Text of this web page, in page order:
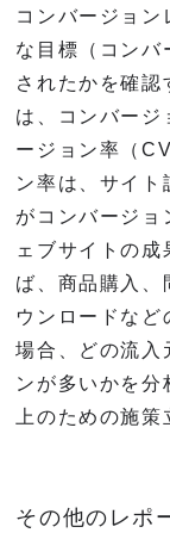
コンバージョン
な目標（コンバ
されたかを確認
は、コンバージ
ージョン率（
ン率は、サイト
がコンバージョ
ェブサイトの成
ば、商品購入、
ウンロードなど
場合、どの流入
ンが多いかを分
上のための施
その他のレポ